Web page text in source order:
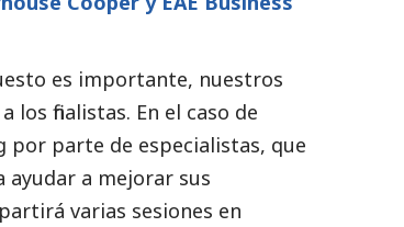
es importante, nuestros
finalistas. En el caso de
por parte de especialistas, que
ayudar a mejorar sus
varias sesiones en